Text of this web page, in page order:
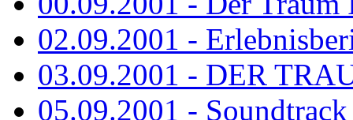
02.09.2001 -
03.09.2001 - DER
05.09.2001 -